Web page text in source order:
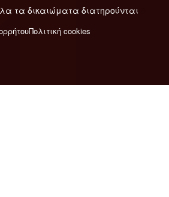
τα δικαιώματα διατηρούνται
Πολιτική cookies